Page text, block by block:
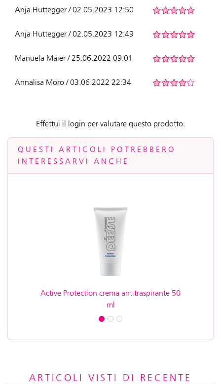
Anja Huttegger / 02.05.2023 12:50
Anja Huttegger / 02.05.2023 12:49
Manuela Maier / 25.06.2022 09:01
Annalisa Moro / 03.06.2022 22:34
Effettui il login per valutare questo prodotto.
QUESTI ARTICOLI POTREBBERO
INTERESSARVI ANCHE
Active Protection crema antitraspirante 50
ml
ARTICOLI VISTI DI RECENTE